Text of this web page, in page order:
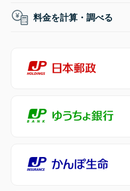
料金を計算・調べる